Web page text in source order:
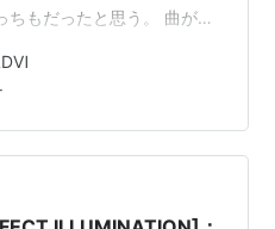
ちもだったと思う。 曲が進
いないという現実が辛く
かっこよくて、わけがわか
なかった。 すごくすごく楽
った😊でもものすごく淋し
と涙止まらずマスクがびし
よりかな…